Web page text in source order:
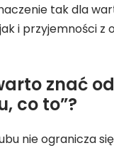
tak dla
i przyjemności z
znać
co to”?
nie ogranicza